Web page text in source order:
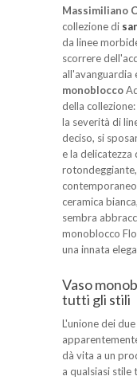
Massimiliano
collezione di
da linee
scorrere
all'avanguardia
monoblocco
della
la severità di
deciso, si
e la delicatezza
ceramica
sembra
monoblocco
una innata
Vaso
tutti gli stili
L'unione dei
dà vita a un
a qualsiasi stile